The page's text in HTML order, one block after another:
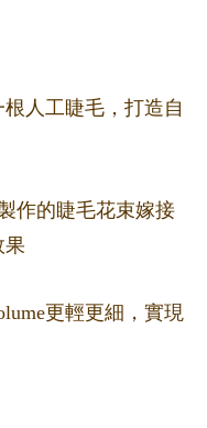
人工睫毛，打造自
作的睫毛花束嫁接
果
更輕更細，實現